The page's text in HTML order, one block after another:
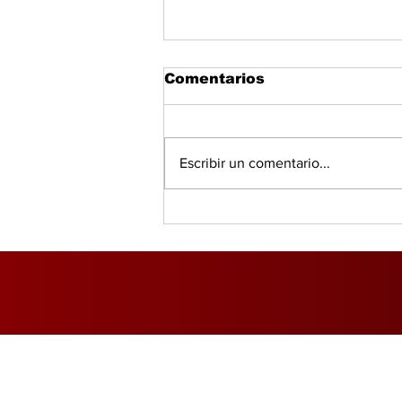
global, según PwC
Comentarios
Escribir un comentario...